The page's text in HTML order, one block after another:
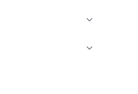
Брюки и капри